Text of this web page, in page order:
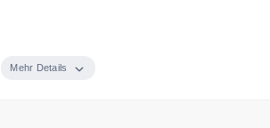
Bedingungen
Die Terminbuchung ist bis zum
Mehr Details